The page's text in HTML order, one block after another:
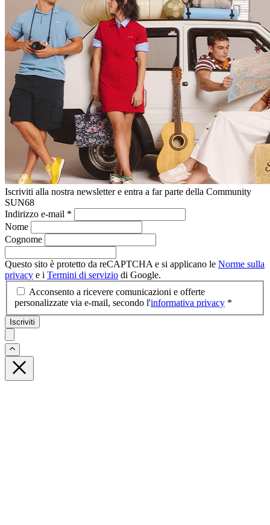
Iscriviti alla nostra newsletter e entra a far parte della Community
SUN68
Indirizzo e-mail *
Nome
Cognome
Questo sito è protetto da reCAPTCHA e si applicano le Norme sulla
privacy e i Termini di servizio di Google.
Acconsento a ricevere comunicazioni e offerte
personalizzate via e-mail, secondo l'informativa privacy *
Iscriviti